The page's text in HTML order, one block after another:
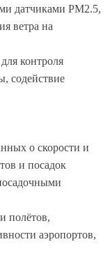
датчиками PM2.5,
ветра на
контроля
содействие
о скорости и
и посадок
полётов,
аэропортов,